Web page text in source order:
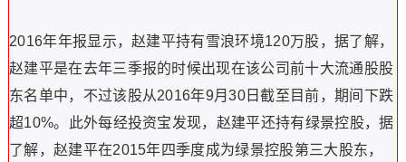
2016年年报显示，赵建平持有雪浪环境120万股，据了解，
赵建平是在去年三季报的时候出现在该公司前十大流通股股
东名单中，不过该股从2016年9月30日截至目前，期间下跌
超10%。此外每经投资宝发现，赵建平还持有绿景控股，据
了解，赵建平在2015年四季度成为绿景控股第三大股东，